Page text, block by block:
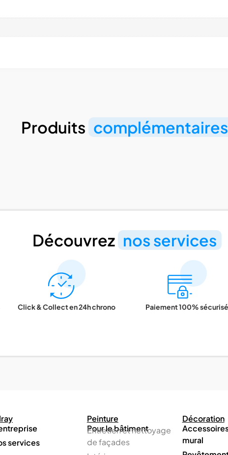
Produits complémentaires
Découvrez nos services
Click & Collect en 24h chrono Paiement 100% sécurisé
services
Peinture
Pour le bâtiment
Entretien et nettoyage
de façades
Décoration
mural